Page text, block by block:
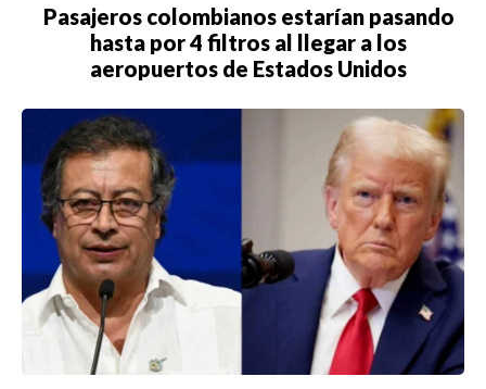
Pasajeros colombianos estarían pasando
hasta por 4 filtros al llegar a los
aeropuertos de Estados Unidos